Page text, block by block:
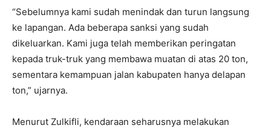
“Sebelumnya kami sudah menindak dan turun langsung
ke lapangan. Ada beberapa sanksi yang sudah
dikeluarkan. Kami juga telah memberikan peringatan
kepada truk-truk yang membawa muatan di atas 20 ton,
sementara kemampuan jalan kabupaten hanya delapan
ton,” ujarnya.
Menurut Zulkifli, kendaraan seharusnya melakukan